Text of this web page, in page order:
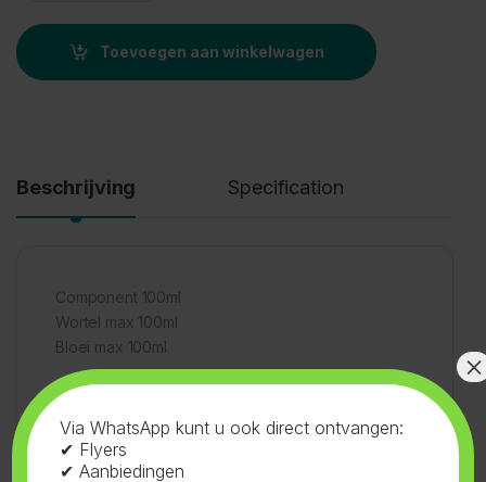
Toevoegen aan winkelwagen
Beschrijving Specification
Component 100ml
Wortel max 100ml
Bloei max 100ml
Via WhatsApp kunt u ook direct ontvangen:
✔ Flyers
✔ Aanbiedingen
×